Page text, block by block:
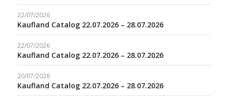
22/07/2026
Kaufland Catalog 22.07.2026 – 28.07.2026
22/07/2026
Kaufland Catalog 22.07.2026 – 28.07.2026
20/07/2026
Kaufland Catalog 22.07.2026 – 28.07.2026